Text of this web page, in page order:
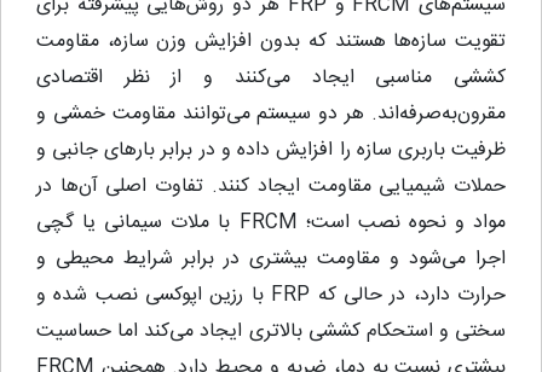
تقویت سازه‌ها هستند که بدون افزایش وزن سازه، مقاومت
کششی مناسبی ایجاد می‌کنند و از نظر اقتصادی
مقرون‌به‌صرفه‌اند. هر دو سیستم می‌توانند مقاومت خمشی و
ظرفیت باربری سازه را افزایش داده و در برابر بارهای جانبی و
حملات شیمیایی مقاومت ایجاد کنند. تفاوت اصلی آن‌ها در
مواد و نحوه نصب است؛ FRCM با ملات سیمانی یا گچی
اجرا می‌شود و مقاومت بیشتری در برابر شرایط محیطی و
حرارت دارد، در حالی که FRP با رزین اپوکسی نصب شده و
سختی و استحکام کششی بالاتری ایجاد می‌کند اما حساسیت